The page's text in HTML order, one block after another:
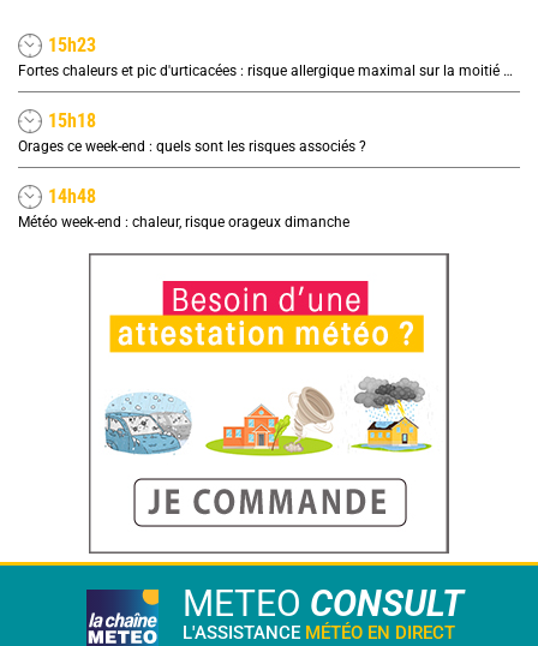
15h23
Fortes chaleurs et pic d'urticacées : risque allergique maximal sur la moitié nord ce vendredi
15h18
Orages ce week-end : quels sont les risques associés ?
14h48
Météo week-end : chaleur, risque orageux dimanche
METEO CONSULT
L'ASSISTANCE MÉTÉO EN DIRECT